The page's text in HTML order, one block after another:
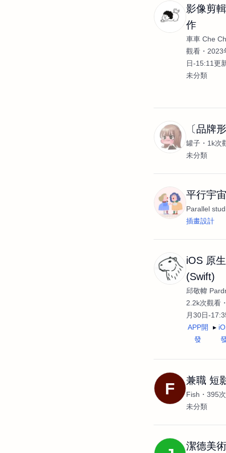
影像剪
作
車車 Che
觀看
2023
日-15:11更
未分類
〔品牌
罐子
1k次
未分類
平行宇
Parallel
插畫設計
iOS 原
(Swift)
邱敬幃
2.2k次觀看
月30日-
APP開
發
F 兼職 短
Fish
395
未分類
潔德美